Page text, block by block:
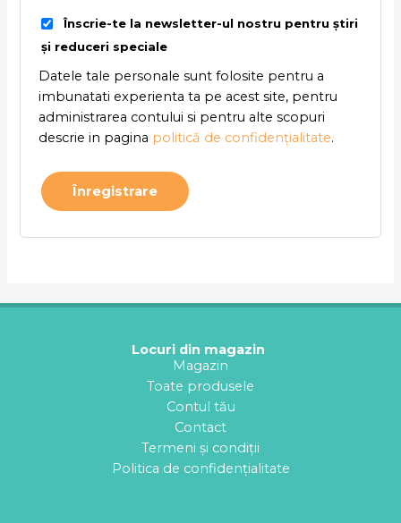
Înscrie-te la newsletter-ul nostru pentru știri
și reduceri speciale
Datele tale personale sunt folosite pentru a
imbunatati experienta ta pe acest site, pentru
administrarea contului si pentru alte scopuri
descrie in pagina politică de confidențialitate.
Înregistrare
Locuri din magazin
Magazin
Toate produsele
Contul tău
Contact
Termeni și condiții
Politica de confidențialitate